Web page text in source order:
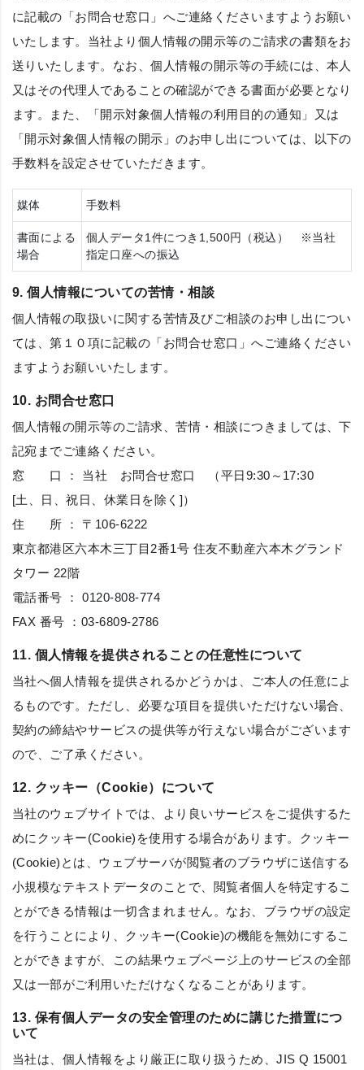
に記載の「お問合せ窓口」へご連絡くださいますようお願い
いたします。当社より個人情報の開示等のご請求の書類をお
送りいたします。なお、個人情報の開示等の手続には、本人
又はその代理人であることの確認ができる書面が必要となり
ます。また、「開示対象個人情報の利用目的の通知」又は
「開示対象個人情報の開示」のお申し出については、以下の
手数料を設定させていただきます。
媒体 手数料
書面による
場合
個人データ1件につき1,500円（税込） ※当社
指定口座への振込
9. 個人情報についての苦情・相談
個人情報の取扱いに関する苦情及びご相談のお申し出につい
ては、第１０項に記載の「お問合せ窓口」へご連絡ください
ますようお願いいたします。
10. お問合せ窓口
個人情報の開示等のご請求、苦情・相談につきましては、下
記宛までご連絡ください。
窓 口 ： 当社 お問合せ窓口 （平日9:30～17:30
[土、日、祝日、休業日を除く]）
住 所 ： 〒106-6222
東京都港区六本木三丁目2番1号 住友不動産六本木グランド
タワー 22階
電話番号 ：0120-808-774
FAX 番号 ：03-6809-2786
11. 個人情報を提供されることの任意性について
当社へ個人情報を提供されるかどうかは、ご本人の任意によ
るものです。ただし、必要な項目を提供いただけない場合、
契約の締結やサービスの提供等が行えない場合がございます
ので、ご了承ください。
12. クッキー（Cookie）について
当社のウェブサイトでは、より良いサービスをご提供するた
めにクッキー(Cookie)を使用する場合があります。クッキー
(Cookie)とは、ウェブサーバが閲覧者のブラウザに送信する
小規模なテキストデータのことで、閲覧者個人を特定するこ
とができる情報は一切含まれません。なお、ブラウザの設定
を行うことにより、クッキー(Cookie)の機能を無効にするこ
とができますが、この結果ウェブページ上のサービスの全部
又は一部がご利用いただけなくなることがあります。
13. 保有個人データの安全管理のために講じた措置につ
いて
当社は、個人情報をより厳正に取り扱うため、JIS Q 15001